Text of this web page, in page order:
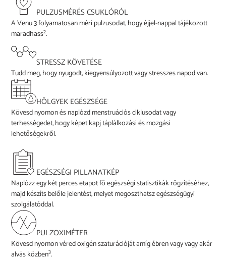
PULZUSMÉRÉS CSUKLÓRÓL
A Venu 3 folyamatosan méri pulzusodat, hogy éjjel-nappal tájékozott
maradhass2.
STRESSZ KÖVETÉSE
Tudd meg, hogy nyugodt, kiegyensúlyozott vagy stresszes napod van.
HÖLGYEK EGÉSZSÉGE
Kövesd nyomon és naplózd menstruációs ciklusodat vagy
terhességedet, hogy képet kapj táplálkozási és mozgási
lehetőségekről.
EGÉSZSÉGI PILLANATKÉP
Naplózz egy két perces etapot fő egészségi statisztikák rögzítéséhez,
majd készíts belőle jelentést, melyet megoszthatsz egészségügyi
szolgálatóddal.
PULZOXIMÉTER
Kövesd nyomon véred oxigén szaturációját amíg ébren vagy vagy akár
alvás közben3.